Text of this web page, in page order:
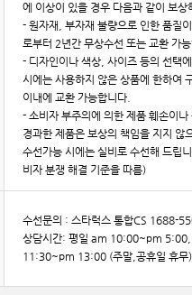
에 이상이 있을 경우 다음과 같이 보상
- 원자재, 부자재 불량으로 인한 품질
로부터 2년간 무상수선 또는 교환 가능
- 디자인이나 색상, 사이즈 등의 선택
시에는 사용하지 않은 상품에 한하여
이내에 교환 가능합니다.
- 소비자 부주의에 의한 제품 훼손이나
경과한 제품은 보상의 책임을 지지 않
수선가능 시에는 실비로 수선해 드립
비자 분쟁 해결 기준을 따름)
수선문의 : 스타럭스 통합CS 1688-
상담시간: 평일 am 10:00~pm 5:00,
11:30~pm 13:00 (주말,공휴일 휴무)